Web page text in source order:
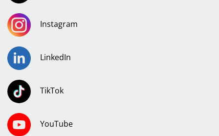
Instagram
LinkedIn
TikTok
YouTube